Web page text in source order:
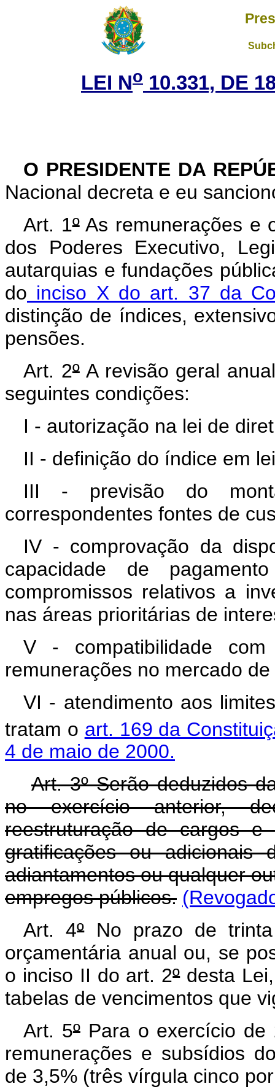
LEI No 10.331, DE
O PRESIDENTE DA
Nacional decreta e eu
Art. 1ºAs remunerações e
dos Poderes Executivo,
autarquias e fundações
do inciso X do art. 37 da
distinção de índices,
pensões.
Art. 2ºA revisão geral
seguintes condições:
I - autorização na lei de
II - definição do índice em
III - previsão do
correspondentes fontes de
IV - comprovação da
capacidade de
compromissos relativos a
nas áreas prioritárias de
V - compatibilidade
remunerações no mercado
VI - atendimento aos
tratam o art. 169 da
4 de maio de 2000.
Art. 3º Serão deduzidos
no exercício anterior,
reestruturação de cargos
gratificações ou
adiantamentos ou qualquer
empregos públicos.
Art. 4ºNo prazo de trinta
orçamentária anual ou, se
o inciso II do art. 2ºdesta
tabelas de vencimentos que
Art. 5ºPara o exercício de
remunerações e subsídios
de 3,5% (três vírgula cinco